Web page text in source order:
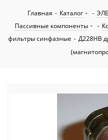
Главная - Каталог -
Пассивные компоненты
-
фильтры синфазные - Д228НВ